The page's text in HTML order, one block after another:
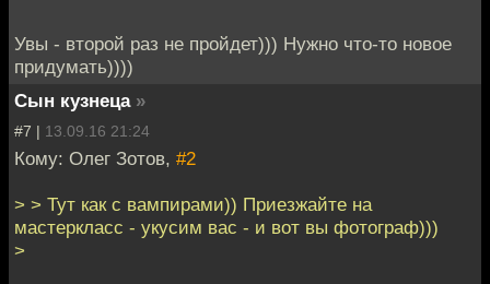
Увы - второй раз не пройдет))) Нужно что-то новое
придумать))))
Сын кузнеца »
#7 | 13.09.16 21:24
Кому: Олег Зотов, #2
> > Тут как с вампирами)) Приезжайте на
мастеркласс - укусим вас - и вот вы фотограф)))
>